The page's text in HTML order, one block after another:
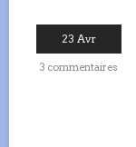
23 Avr
3 commentaires